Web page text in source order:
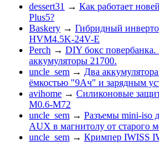
dessert31 → Как работает
Plus5?
Baskery → Гибридный
HVM4.5K-24V-E
Perch → DIY бокс повербанка.
аккумуляторы 21700.
uncle_sem → Два
ёмкостью "9Ач" и зарядным
avihome → Силиконовые
M0.6-M72
uncle_sem → Разъемы mini-iso
AUX в магнитолу от старого
uncle_sem → Кримпер IWISS